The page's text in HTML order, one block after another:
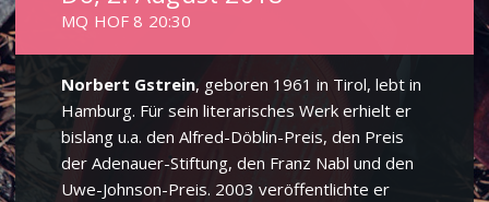
MQ HOF 8 20:30
Norbert Gstrein, geboren 1961 in Tirol, lebt in
Hamburg. Für sein literarisches Werk erhielt er
bislang u.a. den Alfred-Döblin-Preis, den Preis
der Adenauer-Stiftung, den Franz Nabl und den
Uwe-Johnson-Preis. 2003 veröffentlichte er